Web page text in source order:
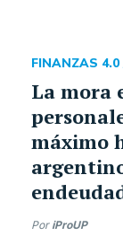
La mora
máximo
FINANZAS 4.0
Por iProUP